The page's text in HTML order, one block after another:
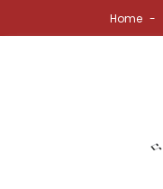
Home